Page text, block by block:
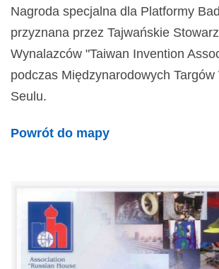
Nagroda specjalna dla Platformy
przyznana przez Tajwańskie
Wynalazców "Taiwan Invention
podczas Międzynarodowych
Seulu.
Powrót do mapy